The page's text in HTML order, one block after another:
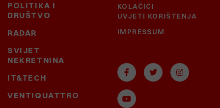
POLITIKA I
DRUŠTVO
RADAR
SVIJET
NEKRETNINA
IT&TECH
VENTIQUATTRO
KOLAČIĆI
UVJETI KORIŠTENJA
IMPRESSUM